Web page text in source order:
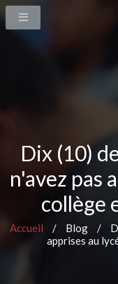
Dix (10)
n'avez pas
collège
Accueil / Blog /
apprises au